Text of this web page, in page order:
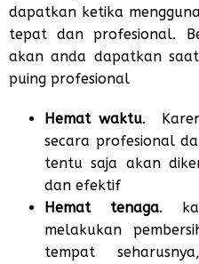
dapatkan ketika
tepat dan profesional.
akan anda dapatkan
puing profesional
Hemat waktu.
secara profesional
tentu saja akan
dan efektif
Hemat tenaga.
melakukan
tempat